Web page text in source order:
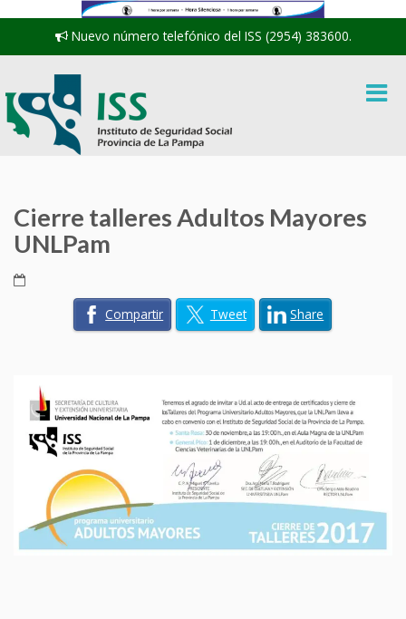
Nuevo número telefónico del ISS (2954) 383600.
Cierre talleres Adultos Mayores
UNLPam
Compartir Tweet Share